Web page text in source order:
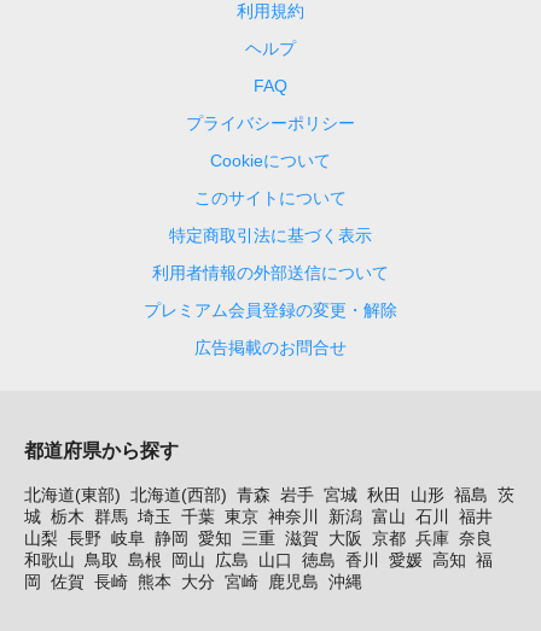
利用規約
ヘルプ
FAQ
プライバシーポリシー
Cookieについて
このサイトについて
特定商取引法に基づく表示
利用者情報の外部送信について
プレミアム会員登録の変更・解除
広告掲載のお問合せ
都道府県から探す
北海道(東部) 北海道(西部) 青森 岩手 宮城 秋田 山形 福島 茨
城 栃木 群馬 埼玉 千葉 東京 神奈川 新潟 富山 石川
福井
山梨 長野 岐阜 静岡 愛知 三重 滋賀 大阪 京都 兵庫 奈良
和歌山
鳥取 島根 岡山 広島 山口 徳島 香川 愛媛 高知 福
岡
佐賀 長崎 熊本 大分 宮崎 鹿児島 沖縄